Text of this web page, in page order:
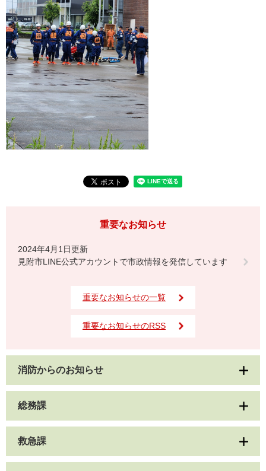
重要なお知らせ
2024年4月1日更新
見附市LINE公式アカウントで市政情報を発信しています
重要なお知らせの一覧
重要なお知らせのRSS
消防からのお知らせ
総務課
救急課